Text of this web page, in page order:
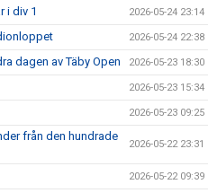
i div 1 2026-05-24 23:14
2026-05-24 22:38
dagen av Täby Open 2026-05-23 18:30
2026-05-23 15:34
2026-05-23 09:25
från den hundrade
2026-05-22 23:31
2026-05-22 09:39